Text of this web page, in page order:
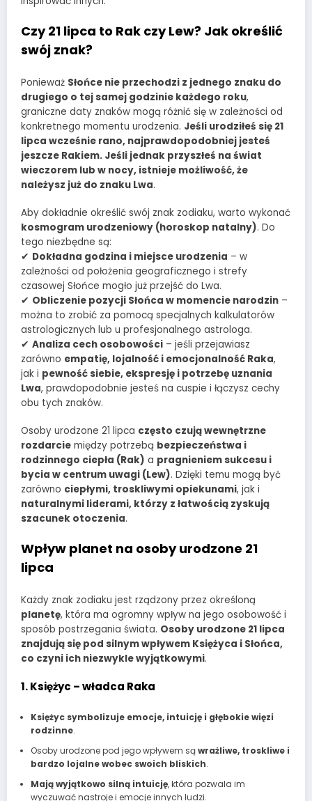
Czy 21 lipca to Rak czy Lew? Jak określić
swój znak?
Ponieważ Słońce nie przechodzi z jednego znaku do
drugiego o tej samej godzinie każdego roku,
graniczne daty znaków mogą różnić się w zależności od
konkretnego momentu urodzenia. Jeśli urodziłeś się 21
lipca wcześnie rano, najprawdopodobniej jesteś
jeszcze Rakiem. Jeśli jednak przyszłeś na świat
wieczorem lub w nocy, istnieje możliwość, że
należysz już do znaku Lwa.
Aby dokładnie określić swój znak zodiaku, warto wykonać
kosmogram urodzeniowy (horoskop natalny). Do
tego niezbędne są:
✔ Dokładna godzina i miejsce urodzenia – w
zależności od położenia geograficznego i strefy
czasowej Słońce mogło już przejść do Lwa.
✔ Obliczenie pozycji Słońca w momencie narodzin –
można to zrobić za pomocą specjalnych kalkulatorów
astrologicznych lub u profesjonalnego astrologa.
✔ Analiza cech osobowości – jeśli przejawiasz
zarówno empatię, lojalność i emocjonalność Raka,
jak i pewność siebie, ekspresję i potrzebę uznania
Lwa, prawdopodobnie jesteś na cuspie i łączysz cechy
obu tych znaków.
Osoby urodzone 21 lipca często czują wewnętrzne
rozdarcie między potrzebą bezpieczeństwa i
rodzinnego ciepła (Rak) a pragnieniem sukcesu i
bycia w centrum uwagi (Lew). Dzięki temu mogą być
zarówno ciepłymi, troskliwymi opiekunami, jak i
naturalnymi liderami, którzy z łatwością zyskują
szacunek otoczenia.
Wpływ planet na osoby urodzone 21
lipca
Każdy znak zodiaku jest rządzony przez określoną
planetę, która ma ogromny wpływ na jego osobowość i
sposób postrzegania świata. Osoby urodzone 21 lipca
znajdują się pod silnym wpływem Księżyca i Słońca,
co czyni ich niezwykle wyjątkowymi.
1. Księżyc – władca Raka
Księżyc symbolizuje emocje, intuicję i głębokie więzi
rodzinne.
Osoby urodzone pod jego wpływem sąwrażliwe, troskliwe i
bardzo lojalne wobec swoich bliskich.
Mają wyjątkowo silną intuicję, która pozwala im
wyczuwać nastroje i emocje innych ludzi.